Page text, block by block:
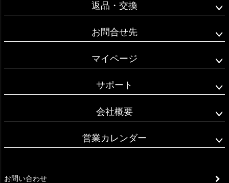
返品・交換
お問合せ先
マイページ
サポート
会社概要
営業カレンダー
お問い合わせ